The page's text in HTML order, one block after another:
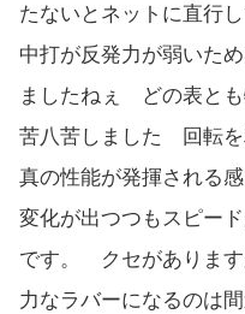
たないとネットに直行
中打が反発力が弱いた
ましたねぇ どの表と
苦八苦しました 回転を
真の性能が発揮される
変化が出つつもスピー
です。 クセがあります
力なラバーになるのは